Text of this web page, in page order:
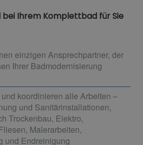
bei Ihrem Komplettbad für Sie
einzigen Ansprechpartner, der
Ihrer Badmodernisierung
koordinieren alle Arbeiten –
und Sanitärinstallationen,
Trockenbau, Elektro,
Malerarbeiten,
und Endreinigung